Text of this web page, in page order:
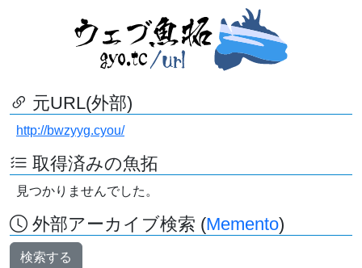
元URL(外部)
http://bwzyyg.cyou/
取得済みの魚拓
見つかりませんでした。
外部アーカイブ検索 (Memento)
検索する